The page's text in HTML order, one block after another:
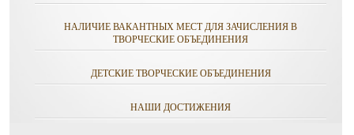
НАЛИЧИЕ ВАКАНТНЫХ МЕСТ ДЛЯ ЗАЧИСЛЕНИЯ В
ТВОРЧЕСКИЕ ОБЪЕДИНЕНИЯ
ДЕТСКИЕ ТВОРЧЕСКИЕ ОБЪЕДИНЕНИЯ
НАШИ ДОСТИЖЕНИЯ